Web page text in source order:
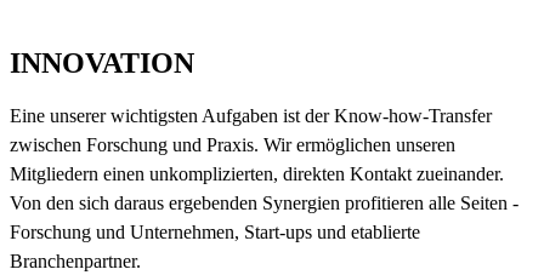
INNOVATION
Eine unserer wichtigsten Aufgaben ist der Know-how-Transfer
zwischen Forschung und Praxis. Wir ermöglichen unseren
Mitgliedern einen unkomplizierten, direkten Kontakt zueinander.
Von den sich daraus ergebenden Synergien profitieren alle Seiten -
Forschung und Unternehmen, Start-ups und etablierte
Branchenpartner.